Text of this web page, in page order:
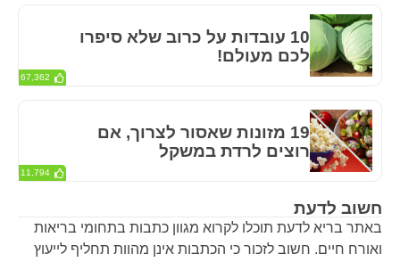
חשוב לדעת
באתר בריא לדעת תוכלו לקרוא מגוון כתבות בתחומי בריאות
ואורח חיים. חשוב לזכור כי הכתבות אינן מהוות תחליף לייעוץ
10 עובדות על כרוב שלא סיפרו
לכם מעולם!
67,362
19 מזונות שאסור לצרוך, אם
רוצים לרדת במשקל
11,794